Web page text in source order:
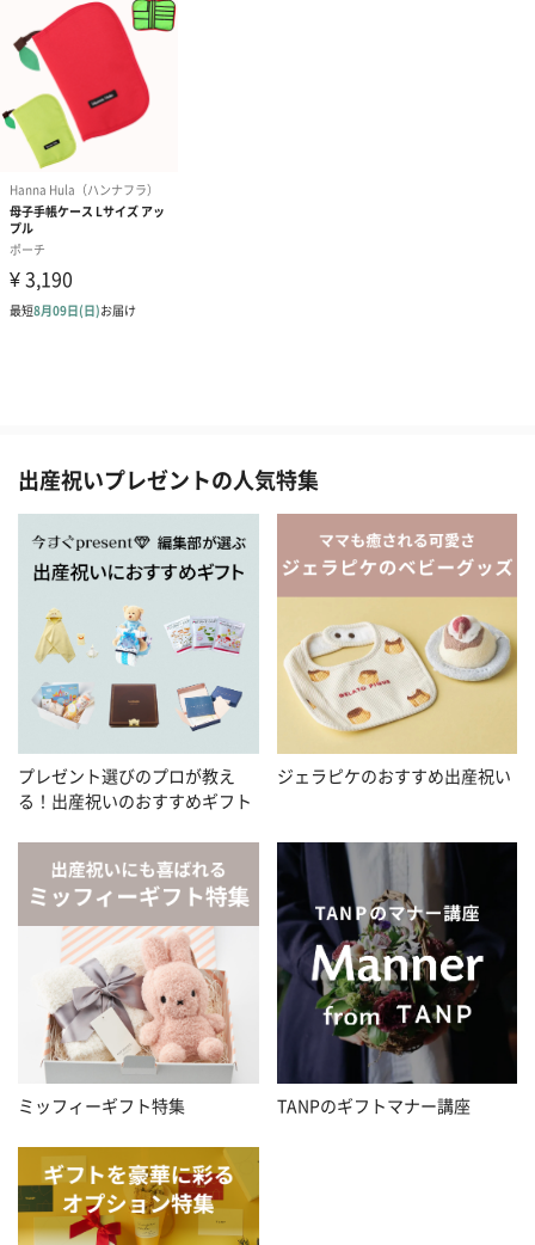
出産祝いプレゼントの人気特集
プレゼント選びのプロが教え
る！出産祝いのおすすめギフト
ジェラピケのおすすめ出産祝い
ミッフィーギフト特集 TANPのギフトマナー講座